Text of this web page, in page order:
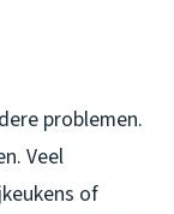
problemen.
Veel
of